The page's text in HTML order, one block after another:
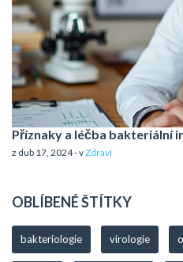
Příznaky a léčba bakteriální
z dub 17, 2024 - vZdraví
OBLÍBENÉ ŠTÍTKY
bakteriologie virologie